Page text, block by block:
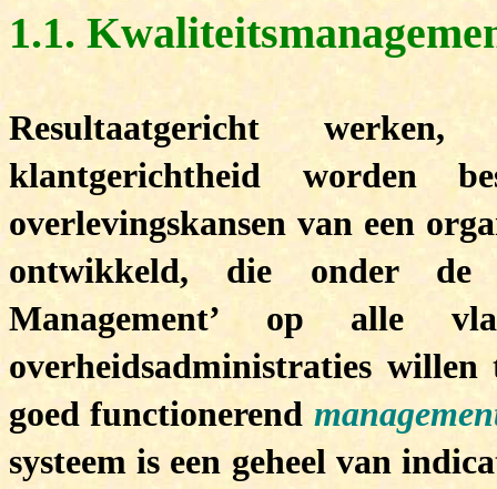
1.1.
Resultaatgericht
klantgerichtheid worden
overlevingskansen van een
ontwikkeld, die onder de
Management’ op alle
overheidsadministraties willen
goed functionerend
systeem is een geheel van